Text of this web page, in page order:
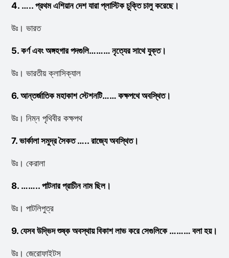
4. ….. প্রথম এশিয়ান দেশ যারা প্লাস্টিক চুক্তি চালু করেছে।
উঃ। ভারত
5. কর্ণ এবং অঙ্গহগার পদগুলি……… নৃত্যের সাথে যুক্ত।
উঃ। ভারতীয় ক্লাসিক্যাল
6. আন্তর্জাতিক মহাকাশ স্টেশনটি…… কক্ষপথে অবস্থিত।
উঃ। নিম্ন পৃথিবীর কক্ষপথ
7. ভার্কালা সমুদ্র সৈকত ….. রাজ্যে অবস্থিত।
উঃ। কেরালা
8. …….. পাটনার প্রাচীন নাম ছিল।
উঃ। পাটলিপুত্র
9. যেসব উদ্ভিদ শুষ্ক অবস্থায় বিকাশ লাভ করে সেগুলিকে ……… বলা হয়।
উঃ। জেরোফাইটস